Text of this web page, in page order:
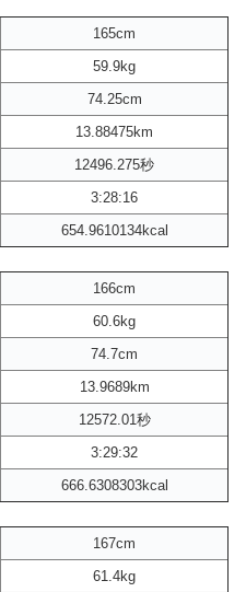
165cm
59.9kg
74.25cm
13.88475km
12496.275秒
3:28:16
654.9610134kcal
166cm
60.6kg
74.7cm
13.9689km
12572.01秒
3:29:32
666.6308303kcal
167cm
61.4kg